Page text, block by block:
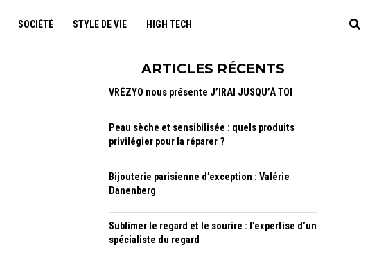
SOCIÉTÉ STYLE DE VIE HIGH TECH
ARTICLES RÉCENTS
VRÉZYO nous présente J’IRAI JUSQU’À TOI
Peau sèche et sensibilisée : quels produits
privilégier pour la réparer ?
Bijouterie parisienne d’exception : Valérie
Danenberg
Sublimer le regard et le sourire : l’expertise d’un
spécialiste du regard